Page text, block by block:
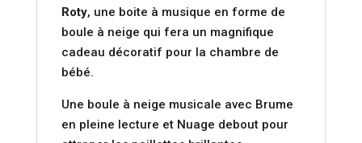
Roty, une boite à musique en forme de
boule à neige qui fera un magnifique
cadeau décoratif pour la chambre de
bébé.
Une boule à neige musicale avec Brume
en pleine lecture et Nuage debout pour